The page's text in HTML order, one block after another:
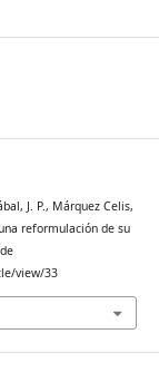
J. P., Márquez Celis,
reformulación de su
view/33